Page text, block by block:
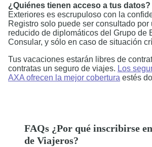
¿Quiénes tienen acceso a tus datos?
Exteriores es escrupuloso con la
Registro solo puede ser consultado por
reducido de diplomáticos del Grupo de
Consular, y sólo en caso de situación
Tus vacaciones estarán libres de
contratas un seguro de viajes. Los
AXA ofrecen la mejor cobertura estés
FAQs ¿Por qué inscribirse
de Viajeros?